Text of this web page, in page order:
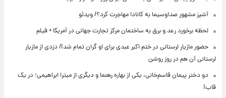
آشپز مشهور صداوسیما به کانادا مهاجرت کرد؟/ ویدئو
لحظه برخورد رعد و برق به ساختمان مرکز تجارت جهانی در آمریکا + فیلم
حضور مازیار لرستانی در ختم اکبر عبدی برای او گران تمام شد!/ دزدی از مازیار
لرستانی آن هم در روز روشن
دو دختر پیمان قاسم‌خانی، یکی از بهاره رهنما و دیگری از میترا ابراهیمی؛ در یک
قاب!